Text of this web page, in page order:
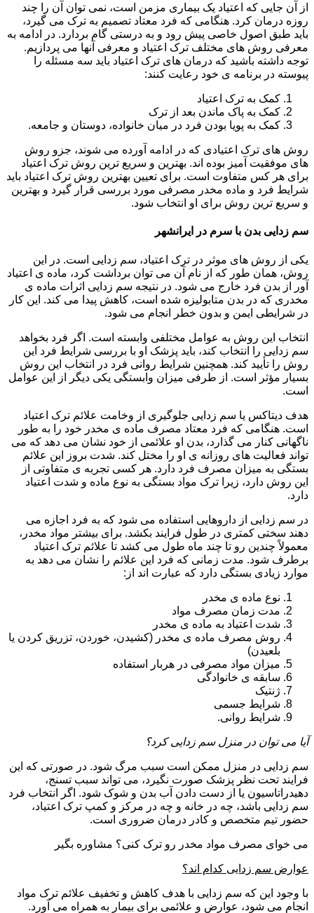
از آن جایی که اعتیاد یک بیماری مزمن است، نمی توان آن را چند
روزه درمان کرد. هنگامی که فرد معتاد تصمیم به ترک می گیرد،
باید طبق اصول خاصی پیش رود و به درستی گام بردارد. در ادامه به
معرفی روش های مختلف ترک اعتیاد و معرفی آنها می پردازیم.
توجه داشته باشید که درمان های ترک اعتیاد باید سه مسئله را
پیوسته در برنامه ی خود رعایت کنند:
کمک به ترک اعتیاد
کمک به پاک ماندن بعد از ترک
کمک به پویا بودن فرد در میان خانواده، دوستان و جامعه.
روش های ترک اعتیادی که در ادامه آورده می شوند، جزو روش
های موفقیت آمیز بوده اند. بهترین و سریع ترین روش ترک اعتیاد
برای هر کس متفاوت است. برای تعیین بهترین روش ترک اعتیاد باید
شرایط فرد و ماده مخدر مصرفی مورد بررسی قرار گیرد و بهترین
و سریع ترین روش برای او انتخاب شود.
سم زدایی بدن با سرم در ایرانشهر
یکی از روش های موثر در ترک اعتیاد، سم زدایی است. در این
روش، همان طور که از نام آن می توان برداشت کرد، ماده ی اعتیاد
آور از بدن فرد خارج می شود. در نتیجه سم زدایی اثرات ماده ی
مخدری که در بدن متابولیزه شده است، کاهش پیدا می کند. این کار
در شرایطی ایمن و بدون خطر انجام می شود.
انتخاب این روش به عوامل مختلفی وابسته است. اگر فرد بخواهد
سم زدایی را انتخاب کند، باید پزشک او با بررسی شرایط فرد این
روش را تأیید کند. همچنین شرایط روانی فرد در انتخاب این روش
بسیار مؤثر است. از طرفی میزان وابستگی یکی دیگر از این عوامل
است.
هدف دیتاکس یا سم زدایی جلوگیری از وخامت علائم ترک اعتیاد
است. هنگامی که فرد معتاد مصرف ماده ی مخدر خود را به طور
ناگهانی کنار می گذارد، بدن او علائمی از خود نشان می دهد که می
تواند فعالیت های روزانه ی او را مختل کند. شدت بروز این علائم
بستگی به میزان مصرف فرد دارد. هر کسی تجربه ی متفاوتی از
این روش دارد، زیرا ترک مواد بستگی به نوع ماده و شدت اعتیاد
دارد.
در سم زدایی از داروهایی استفاده می شود که به فرد اجازه می
دهند سختی کمتری در طول فرایند بکشد. برای بیشتر مواد مخدر،
معمولاً چندین رو تا چند ماه طول می کشد تا علائم ترک اعتیاد
برطرف شود. مدت زمانی که فرد این علائم را نشان می دهد به
موارد زیادی بستگی دارد که عبارت اند از:
نوع ماده ی مخدر
مدت زمان مصرف مواد
شدت اعتیاد به ماده ی مخدر
روش مصرف ماده ی مخدر (کشیدن، خوردن، تزریق کردن یا
بلعیدن)
میزان مواد مصرفی در هربار استفاده
سابقه ی خانوادگی
ژنتیک
شرایط جسمی
شرایط روانی.
آیا می توان در منزل سم زدایی کرد؟
سم زدایی در منزل ممکن است سبب مرگ شود. در صورتی که این
فرایند تحت نظر پزشک صورت نگیرد، می تواند سبب تسنج،
دهیدراتاسیون یا از دست دادن آب بدن و شوک شود. اگر انتخاب فرد
سم زدایی باشد، چه در خانه و چه در مرکز و کمپ ترک اعتیاد،
حضور تیم متخصص و کادر درمان ضروری است.
می خوای مصرف مواد مخدر رو ترک کنی؟ مشاوره بگیر
عوارض سم زدایی کدام اند؟
با وجود این که سم زدایی با هدف کاهش و تخفیف علائم ترک مواد
انجام می شود، عوارض و علائمی برای بیمار به همراه می آورد.